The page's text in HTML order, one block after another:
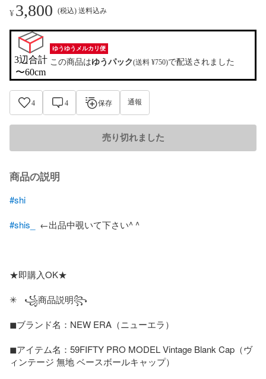
¥3,800 (税込) 送料込み
3辺合計
〜60cm
ゆうゆうメルカリ便
この商品はゆうパック(送料 ¥750)で配送されました
4 4 保存 通報
売り切れました
商品の説明
#shi
#shis_
  ←出品中覗いて下さい^ ^
★即購入OK★
✳   ꧁商品説明꧂
◼︎ブランド名：NEW ERA（ニューエラ）
◼︎アイテム名：59FIFTY PRO MODEL Vintage Blank Cap（ヴ
ィンテージ 無地 ベースボールキャップ）